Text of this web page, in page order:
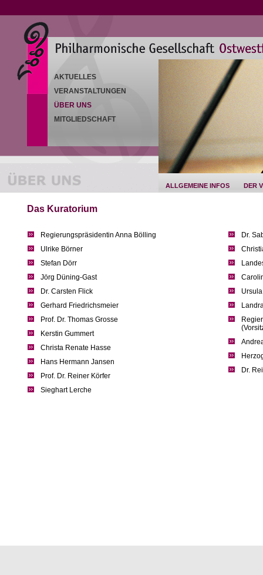
AKTUELLES
VERANSTALTUNGEN
ÜBER UNS
MITGLIEDSCHAFT
ALLGEMEINE INFOS DER
Das Kuratorium
Regierungspräsidentin Anna Bölling
Ulrike Börner
Stefan Dörr
Jörg Düning-Gast
Dr. Carsten Flick
Gerhard Friedrichsmeier
Prof. Dr. Thomas Grosse
Kerstin Gummert
Christa Renate Hasse
Hans Hermann Jansen
Prof. Dr. Reiner Körfer
Sieghart Lerche
Dr.
Dr.